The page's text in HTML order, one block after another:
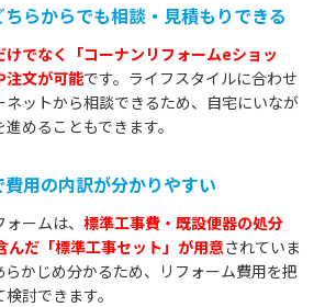
らからでも相談・見積もりできる
けでなく「コーナンリフォームeショッ
注文が可能です。ライフスタイルに合わせ
ネットから相談できるため、自宅にいなが
めることもできます。
用の内訳が分かりやすい
ームは、 標準工事費・既設便器の処分
んだ「標準工事セット」が用意されていま
かじめ分かるため、リフォーム費用を把
討できます。